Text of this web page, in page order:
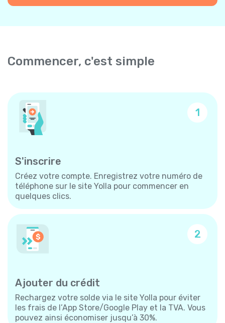
Commencer, c'est simple
1
S'inscrire
Créez votre compte. Enregistrez votre numéro de
téléphone sur le site Yolla pour commencer en
quelques clics.
2
Ajouter du crédit
Rechargez votre solde via le site Yolla pour éviter
les frais de l’App Store/Google Play et la TVA. Vous
pouvez ainsi économiser jusqu’à 30%.